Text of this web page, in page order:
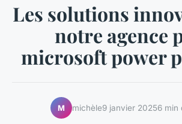
Les solutions
notre agence
microsoft power
M michèle9 janvier 20256 min